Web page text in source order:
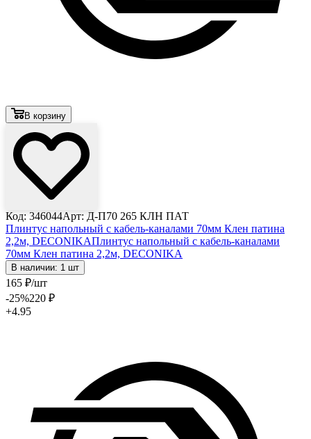
В корзину
Код: 346044Арт: Д-П70 265 КЛН ПАТ
Плинтус напольный с кабель-каналами 70мм Клен патина
2,2м, DECONIKAПлинтус напольный с кабель-каналами
70мм Клен патина 2,2м, DECONIKA
В наличии: 1 шт
165 ₽/шт
-25%220 ₽
+4.95